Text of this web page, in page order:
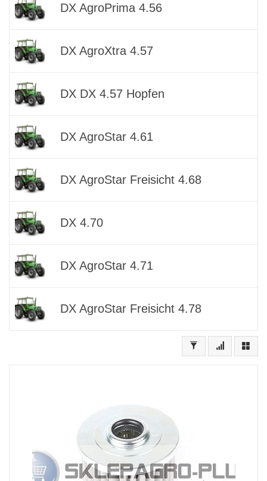
DX AgroPrima 4.56
DX AgroXtra 4.57
DX DX 4.57 Hopfen
DX AgroStar 4.61
DX AgroStar Freisicht 4.68
DX 4.70
DX AgroStar 4.71
DX AgroStar Freisicht 4.78